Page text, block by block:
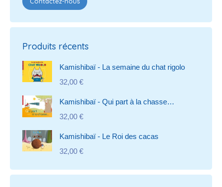
Produits récents
Kamishibaï - La semaine du chat rigolo
32,00 €
Kamishibaï - Qui part à la chasse…
32,00 €
Kamishibaï - Le Roi des cacas
32,00 €